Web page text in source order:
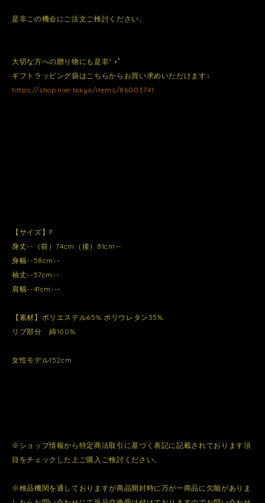
是非この機会にご注文ご検討ください。
大切な方への贈り物にも是非*.+ﾟ
ギフトラッピング袋はこちらからお買い求めいただけます↓
https://shop.nier.tokyo/items/86003741
【サイズ】F
身丈--（前）74cm（後）81cm--
身幅--58cm--
袖丈--57cm--
肩幅--41cm---
【素材】ポリエステル65% ポリウレタン35%
リブ部分 綿100%
女性モデル152cm
※ショップ情報から特定商法取引に基づく表記に記載されております項
目をチェックした上ご購入ご検討ください。
※検品機関を通しておりますが商品開封時に万が一商品に欠陥がありま